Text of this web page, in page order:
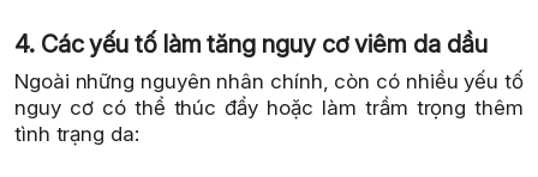
4. Các yếu tố làm tăng nguy cơ viêm da dầu
Ngoài những nguyên nhân chính, còn có nhiều yếu tố
nguy cơ có thể thúc đẩy hoặc làm trầm trọng thêm
tình trạng da: